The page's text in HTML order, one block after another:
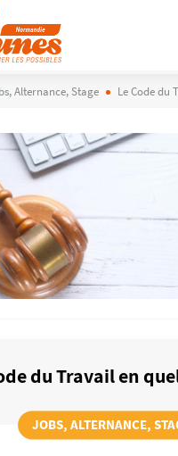
Alternance, Stage Le Code du
du Travail en
JOBS, ALTERNANCE,